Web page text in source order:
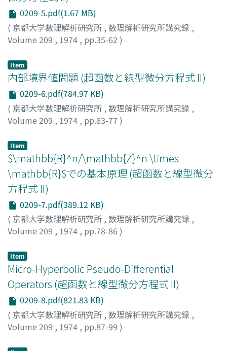
0209-5.pdf(1.67 MB)
( 京都大学数理解析研究所 , 数理解析研究所講究録 ,
Volume 209 , 1974 , pp.35-62 )
Item
内部境界値問題 (超函数と線型微分方程式 II)
0209-6.pdf(784.97 KB)
( 京都大学数理解析研究所 , 数理解析研究所講究録 ,
Volume 209 , 1974 , pp.63-77 )
Item
$\mathbb{R}^n/\mathbb{Z}^n \times
\mathbb{R}$での基本原理 (超函数と線型微分
方程式 II)
0209-7.pdf(389.12 KB)
( 京都大学数理解析研究所 , 数理解析研究所講究録 ,
Volume 209 , 1974 , pp.78-86 )
Item
Micro-Hyperbolic Pseudo-Differential
Operators (超函数と線型微分方程式 II)
0209-8.pdf(821.83 KB)
( 京都大学数理解析研究所 , 数理解析研究所講究録 ,
Volume 209 , 1974 , pp.87-99 )